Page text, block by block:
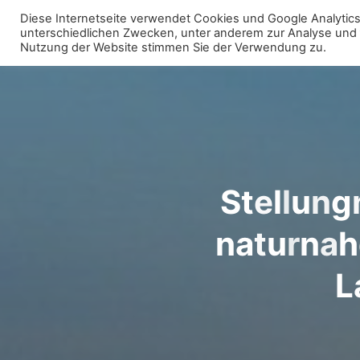
Zum
Inhalt
springen
WIR FÜR UNNA - FRAKTION
Stellung
naturnah
L
Diese Internetseite verwendet Cookies und Google
unterschiedlichen Zwecken, unter anderem zur Analyse
Nutzung der Website stimmen Sie der Verwendung zu.